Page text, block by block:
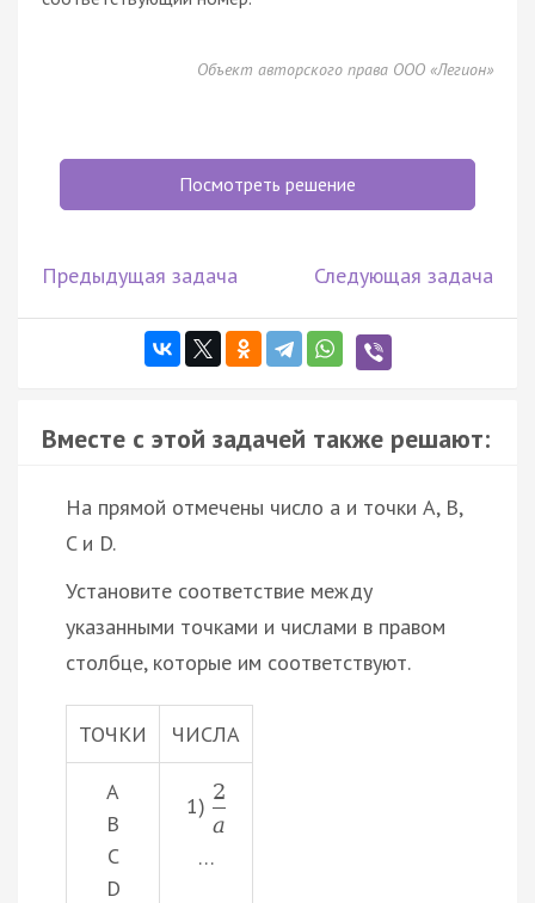
Объект авторского права ООО «Легион»
Посмотреть решение
Предыдущая задача Следующая задача
Вместе с этой задачей также решают:
На прямой отмечены число a и точки A, B,
C и D.
Установите соответствие между
указанными точками и числами в правом
столбце, которые им соответствуют.
ТОЧКИ ЧИСЛА
A
B
C
D
1)
2
a
…